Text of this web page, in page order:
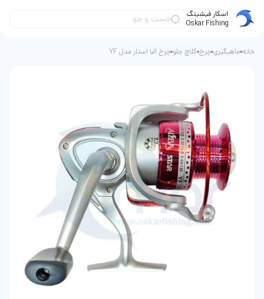
اسکار فیشینگ
Oskar Fishing
خانه ماهیگیری چرخ کلاچ جلو چرخ آلبا استار مدل YF